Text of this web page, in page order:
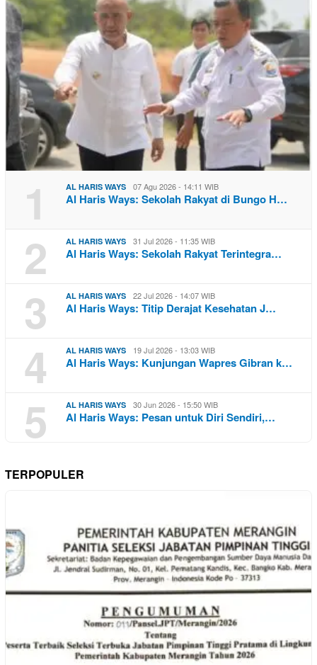
1 AL HARIS WAYS 07 Agu 2026 - 14:11 WIB
Al Haris Ways: Sekolah Rakyat di Bungo H…
2 AL HARIS WAYS 31 Jul 2026 - 11:35 WIB
Al Haris Ways: Sekolah Rakyat Terintegra…
3 AL HARIS WAYS 22 Jul 2026 - 14:07 WIB
Al Haris Ways: Titip Derajat Kesehatan J…
4 AL HARIS WAYS 19 Jul 2026 - 13:03 WIB
Al Haris Ways: Kunjungan Wapres Gibran k…
5 AL HARIS WAYS 30 Jun 2026 - 15:50 WIB
Al Haris Ways: Pesan untuk Diri Sendiri,…
TERPOPULER